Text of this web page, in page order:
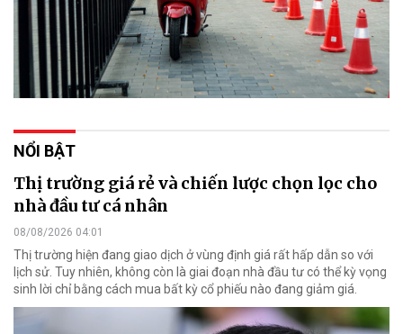
NỔI BẬT
Thị trường giá rẻ và chiến lược chọn lọc cho
nhà đầu tư cá nhân
08/08/2026 04:01
Thị trường hiện đang giao dịch ở vùng định giá rất hấp dẫn so với
lịch sử. Tuy nhiên, không còn là giai đoạn nhà đầu tư có thể kỳ vọng
sinh lời chỉ bằng cách mua bất kỳ cổ phiếu nào đang giảm giá.